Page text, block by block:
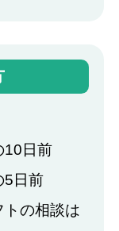
10日前
5日前
の相談は